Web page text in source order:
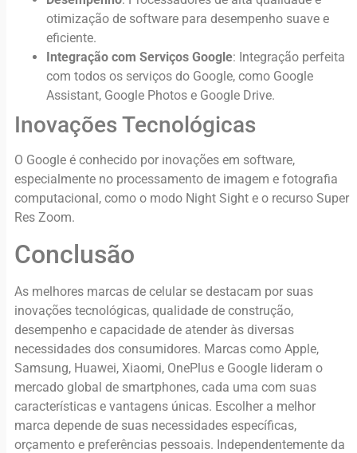
otimização de software para desempenho suave e
eficiente.
Integração com Serviços Google: Integração perfeita
com todos os serviços do Google, como Google
Assistant, Google Photos e Google Drive.
Inovações Tecnológicas
O Google é conhecido por inovações em software,
especialmente no processamento de imagem e fotografia
computacional, como o modo Night Sight e o recurso Super
Res Zoom.
Conclusão
As melhores marcas de celular se destacam por suas
inovações tecnológicas, qualidade de construção,
desempenho e capacidade de atender às diversas
necessidades dos consumidores. Marcas como Apple,
Samsung, Huawei, Xiaomi, OnePlus e Google lideram o
mercado global de smartphones, cada uma com suas
características e vantagens únicas. Escolher a melhor
marca depende de suas necessidades específicas,
orçamento e preferências pessoais. Independentemente da